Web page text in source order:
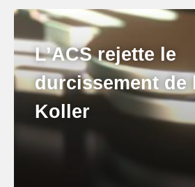
L’ACS rejette le
durcissement de
Koller